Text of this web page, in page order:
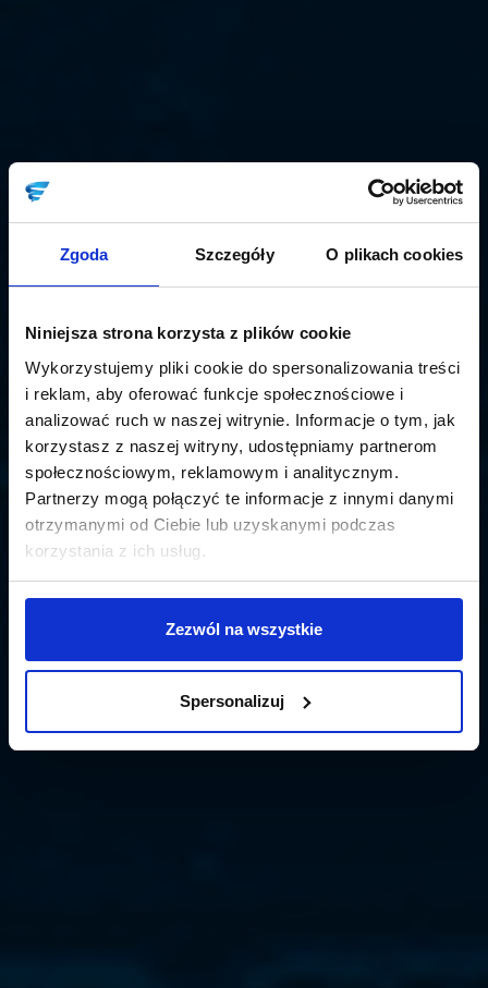
Zgoda Szczegóły O plikach cookies
Niniejsza strona korzysta z plików cookie
Wykorzystujemy pliki cookie do spersonalizowania treści
i reklam, aby oferować funkcje społecznościowe i
analizować ruch w naszej witrynie. Informacje o tym, jak
korzystasz z naszej witryny, udostępniamy partnerom
społecznościowym, reklamowym i analitycznym.
Partnerzy mogą połączyć te informacje z innymi danymi
otrzymanymi od Ciebie lub uzyskanymi podczas
korzystania z ich usług.
Zezwól na wszystkie
Spersonalizuj